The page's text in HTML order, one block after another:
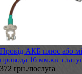
Провід АКБ плюс або
провода 16 мм.кв з
372 грн./послуга